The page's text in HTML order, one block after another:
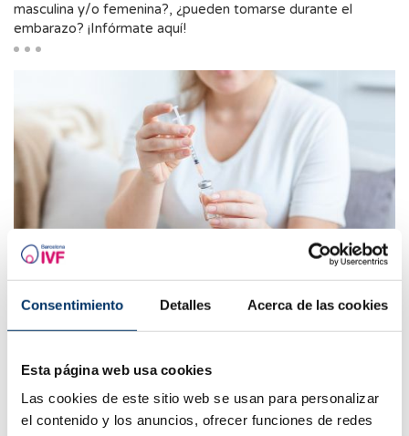
Consentimiento Detalles Acerca de las cookies
Esta página web usa cookies
Las cookies de este sitio web se usan para personalizar
el contenido y los anuncios, ofrecer funciones de redes
masculina y/o femenina?, ¿pueden tomarse durante el
embarazo? ¡Infórmate aquí!
FIV: ¿estimulación suave o fuerte?
¿En qué consiste la estimulación ovárica?, ¿qué diferencias
contamos!